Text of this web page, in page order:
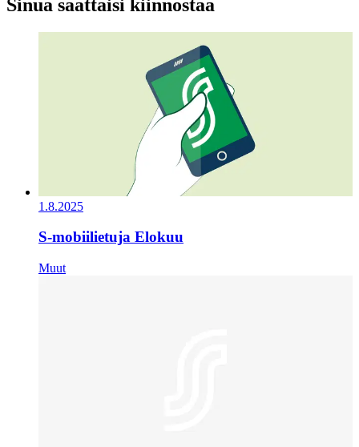
Sinua saattaisi kiinnostaa
1.8.2025
S-mobiilietuja Elokuu
Muut